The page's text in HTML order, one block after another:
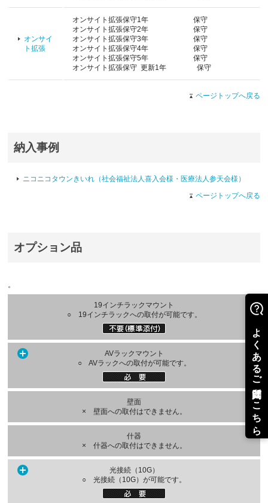
オンサイ
ト拡張
オンサイト拡張保守1年 保守
オンサイト拡張保守2年 保守
オンサイト拡張保守3年 保守
オンサイト拡張保守4年 保守
オンサイト拡張保守5年 保守
オンサイト拡張保守 更新1年 保守
ページトップへ戻る
納入事例
ニコニコタウンきいれ（社会福祉法人喜入会様・医療法人参天会様）
ページトップへ戻る
オプション品
。
19インチラックマウント
○ 19インチラックへの取付が可能です。
AVラックマウント
○ AVラックへの取付が可能です。
壁面
× 壁面への取付はできません。
什器
× 什器への取付はできません。
光接続（10G）
○ 光接続（10G）が可能です。